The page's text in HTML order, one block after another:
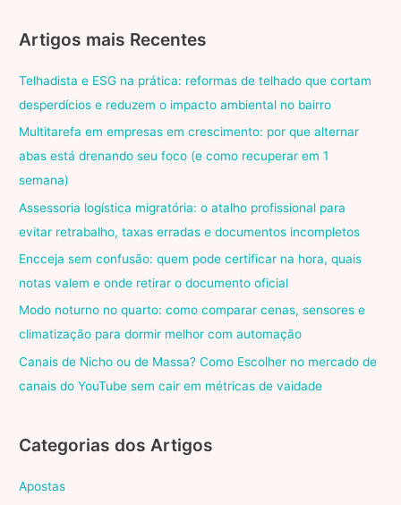
Artigos mais Recentes
Telhadista e ESG na prática: reformas de telhado que cortam
desperdícios e reduzem o impacto ambiental no bairro
Multitarefa em empresas em crescimento: por que alternar
abas está drenando seu foco (e como recuperar em 1
semana)
Assessoria logística migratória: o atalho profissional para
evitar retrabalho, taxas erradas e documentos incompletos
Encceja sem confusão: quem pode certificar na hora, quais
notas valem e onde retirar o documento oficial
Modo noturno no quarto: como comparar cenas, sensores e
climatização para dormir melhor com automação
Canais de Nicho ou de Massa? Como Escolher no mercado de
canais do YouTube sem cair em métricas de vaidade
Categorias dos Artigos
Apostas